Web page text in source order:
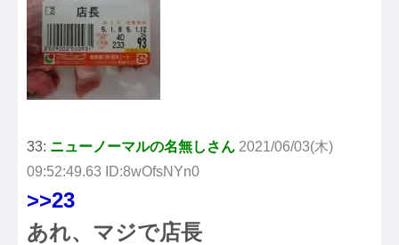
33: ニューノーマルの名無しさん 2021/06/03(木)
09:52:49.63 ID:8wOfsNYn0
>>23
あれ、マジで店長